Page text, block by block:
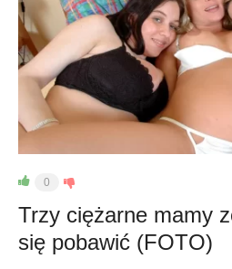
0
Trzy ciężarne mamy
się pobawić (FOTO)